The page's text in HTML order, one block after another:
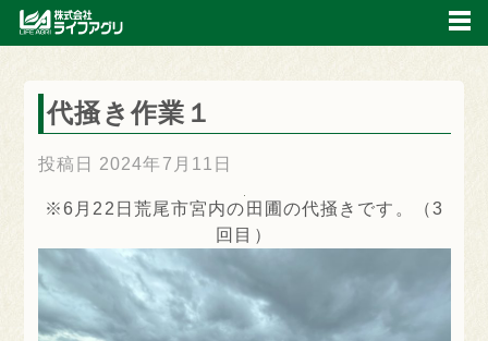
代掻き作業１
投稿日 2024年7月11日
※6月22日荒尾市宮内の田圃の代掻きです。（3
回目）